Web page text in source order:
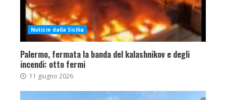
Notizie dalla Sicilia
Palermo, fermata la banda del kalashnikov e degli
incendi: otto fermi
11 giugno 2026